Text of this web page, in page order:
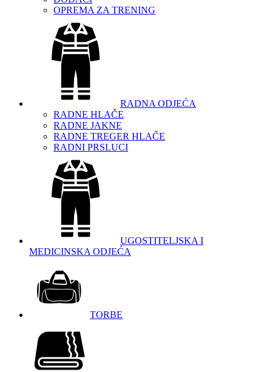
OPREMA ZA TRENING
RADNA ODJEĆA
RADNE HLAČE
RADNE JAKNE
RADNE TREGER HLAČE
RADNI PRSLUCI
UGOSTITELJSKA I
MEDICINSKA ODJEĆA
TORBE